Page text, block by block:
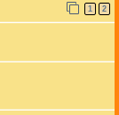
1 2